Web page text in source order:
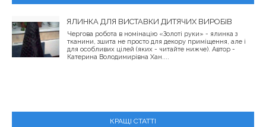
ЯЛИНКА ДЛЯ ВИСТАВКИ ДИТЯЧИХ ВИРОБІВ
Чергова робота в номінацію «Золоті руки» - ялинка з
тканини, зшита не просто для декору приміщення, але і
для особливих цілей (яких - читайте нижче). Автор -
Катерина Володимирівна Хан....
КРАЩІ СТАТТІ